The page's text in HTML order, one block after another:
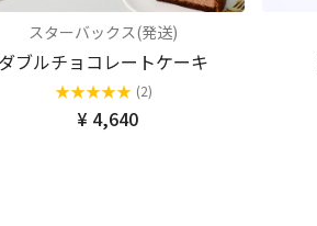
スターバックス(発送)
ダブルチョコレートケーキ
★★★★★ (2)
¥ 4,640